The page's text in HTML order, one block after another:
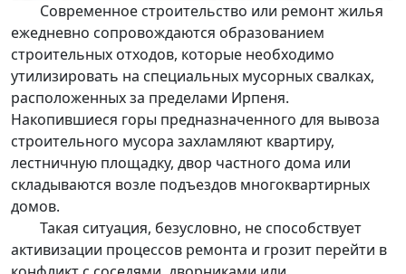
Современное строительство или ремонт жилья
ежедневно сопровождаются образованием
строительных отходов, которые необходимо
утилизировать на специальных мусорных свалках,
расположенных за пределами Ирпеня.
Накопившиеся горы предназначенного для вывоза
строительного мусора захламляют квартиру,
лестничную площадку, двор частного дома или
складываются возле подъездов многоквартирных
домов.
Такая ситуация, безусловно, не способствует
активизации процессов ремонта и грозит перейти в